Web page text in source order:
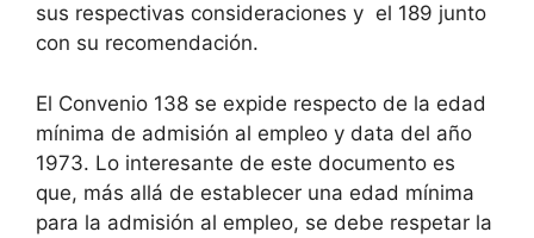
sus respectivas consideraciones y el 189 junto
con su recomendación.
El Convenio 138 se expide respecto de la edad
mínima de admisión al empleo y data del año
1973. Lo interesante de este documento es
que, más allá de establecer una edad mínima
para la admisión al empleo, se debe respetar la